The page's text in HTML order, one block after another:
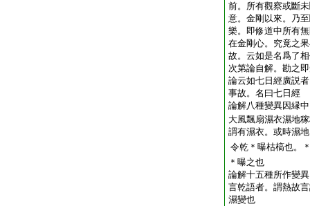
前。所有觀察或斷
意。金剛以來。乃
樂。即修道中所有
在金剛心。究竟之
故。云如是名爲了
次第論自解。勘之
論云如七日經廣説
事故。名曰七日經
論解八種變異因縁
大風飄扇濕衣濕地
謂有濕衣。或時濕
令乾＊曝枯槁也。
＊曝之也
論解十五種所作變
言乾語者。謂熱故
濕變也